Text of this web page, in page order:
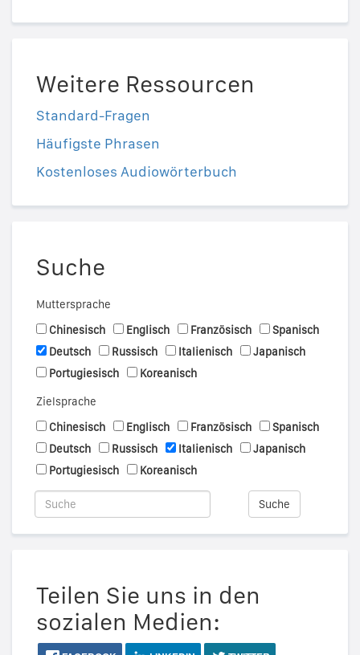
Weitere Ressourcen
Standard-Fragen
Häufigste Phrasen
Kostenloses Audiowörterbuch
Suche
Muttersprache
Chinesisch
Englisch Französisch
Spanisch
Deutsch
Russisch Italienisch
Japanisch
Portugiesisch
Koreanisch
Zielsprache
Chinesisch
Englisch Französisch
Spanisch
Deutsch
Russisch Italienisch
Japanisch
Portugiesisch
Koreanisch
Suche
Teilen Sie uns in den
sozialen Medien: